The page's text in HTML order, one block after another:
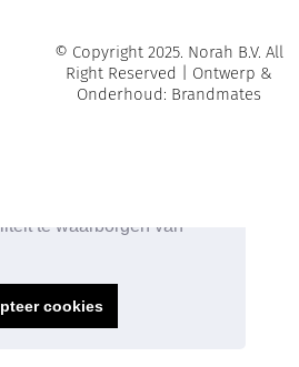
te waarborgen van
cookies
© Copyright 2025. Norah B.V. All
Right Reserved | Ontwerp &
Onderhoud: Brandmates